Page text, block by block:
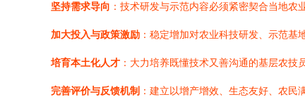
坚持需求导向 ：技术研发与示范内容必须紧密契合当地农
加大投入与政策激励 ：稳定增加对农业科技研发、示范基
培育本土化人才 ：大力培养既懂技术又善沟通的基层农技
完善评价与反馈机制 ：建立以增产增效、生态友好、农民